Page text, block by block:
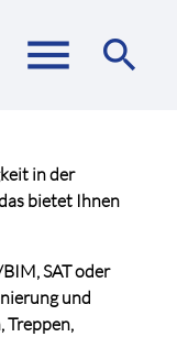
menu search
SUCHEN
in der
bietet Ihnen
SAT oder
und
Treppen,